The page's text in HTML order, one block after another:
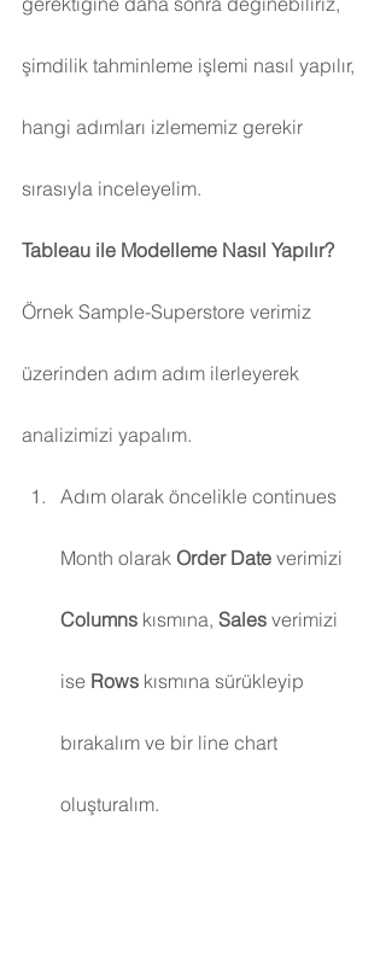
şimdilik tahminleme işlemi nasıl yapılır,
hangi adımları izlememiz gerekir
sırasıyla inceleyelim.
Tableau ile Modelleme Nasıl Yapılır?
Örnek Sample-Superstore verimiz
üzerinden adım adım ilerleyerek
analizimizi yapalım.
Adım olarak öncelikle continues
Month olarak Order Date verimizi
Columns kısmına, Sales verimizi
ise Rows kısmına sürükleyip
bırakalım ve bir line chart
oluşturalım.